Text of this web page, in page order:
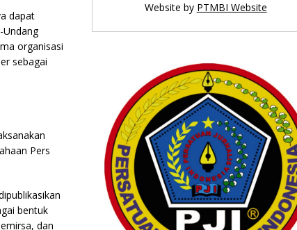
dapat
Undang
organisasi
sebagai
Pers
bentuk
dan
Website by PTMBI Website